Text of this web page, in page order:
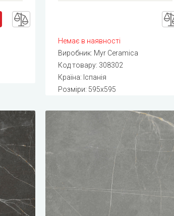
Немає в наявності
Виробник: Myr Ceramica
Код товару: 308302
Країна: Іспанія
Розміри: 595x595